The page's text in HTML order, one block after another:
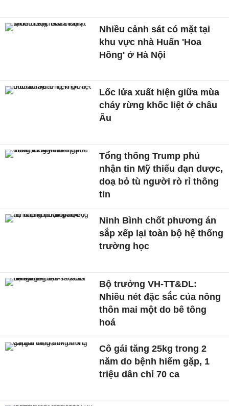
Nhiều cảnh sát có mặt tại
khu vực nhà Huấn 'Hoa
Hồng' ở Hà Nội
Lốc lửa xuất hiện giữa mùa
cháy rừng khốc liệt ở châu
Âu
Tổng thống Trump phủ
nhận tin Mỹ thiếu đạn dược,
doạ bỏ tù người rò rỉ thông
tin
Ninh Bình chốt phương án
sắp xếp lại toàn bộ hệ thống
trường học
Bộ trưởng VH-TT&DL:
Nhiều nét đặc sắc của nông
thôn mai một do bê tông
hoá
Cô gái tăng 25kg trong 2
năm do bệnh hiếm gặp, 1
triệu dân chỉ 70 ca